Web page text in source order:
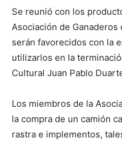
Se reunió con los
Asociación de Ganaderos
serán favorecidos con la
utilizarlos en la
Cultural Juan Pablo
Los miembros de la
la compra de un camión
rastra e implementos,